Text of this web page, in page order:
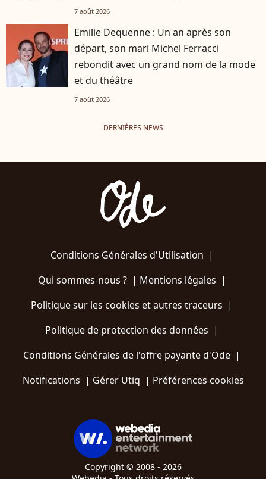
7 août 2026
Emilie Dequenne : Un an après son
départ, son mari Michel Ferracci
rebondit avec un grand nom de la mode
et du théâtre
7 août 2026
DERNIÈRES NEWS
Conditions Générales d'Utilisation |
Qui sommes-nous ?| Mentions légales |
Politique sur les cookies et autres traceurs |
Politique de protection des données |
Conditions Générales de l'offre payante d'Ode |
Notifications | Gérer Utiq | Préférences cookies
Copyright © 2008 - 2026